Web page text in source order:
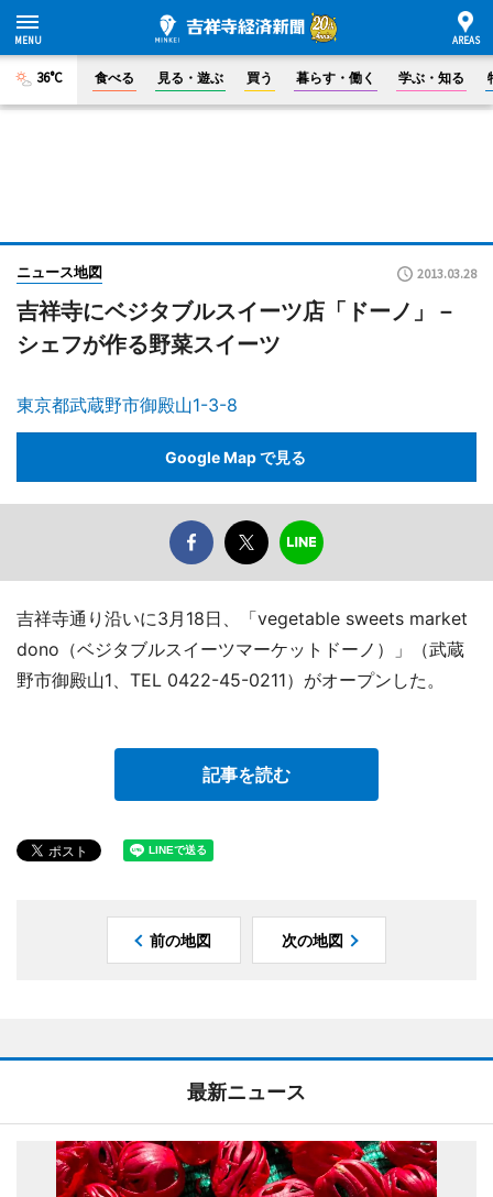
36°C 食べる 見る・遊ぶ 買う 暮らす・働く 学ぶ・知る
ニュース地図 2013.03.28
吉祥寺にベジタブルスイーツ店「ドーノ」－
シェフが作る野菜スイーツ
東京都武蔵野市御殿山1-3-8
Google Map で見る
吉祥寺通り沿いに3月18日、「vegetable sweets market
dono（ベジタブルスイーツマーケットドーノ）」（武蔵
野市御殿山1、TEL 0422-45-0211）がオープンした。
記事を読む
前の地図 次の地図
最新ニュース